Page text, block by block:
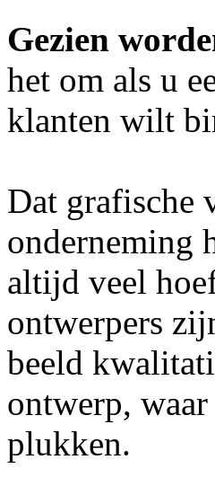
Gezien
het om als u
klanten wilt
Dat grafische
onderneming
altijd veel
ontwerpers
beeld
ontwerp,
plukken.